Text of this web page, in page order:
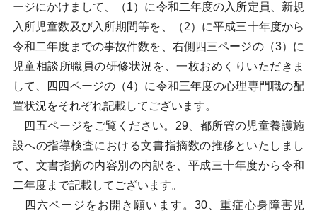
ージにかけまして、（1）に令和二年度の入所定員、新規
入所児童数及び入所期間等を、（2）に平成三十年度から
令和二年度までの事故件数を、右側四三ページの（3）に
児童相談所職員の研修状況を、一枚おめくりいただきま
して、四四ページの（4）に令和三年度の心理専門職の配
置状況をそれぞれ記載してございます。
四五ページをご覧ください。29、都所管の児童養護施
設への指導検査における文書指摘数の推移といたしまし
て、文書指摘の内容別の内訳を、平成三十年度から令和
二年度まで記載してございます。
四六ページをお開き願います。30、重症心身障害児